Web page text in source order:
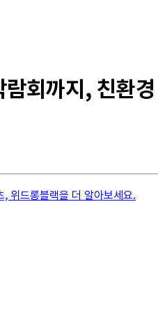
회까지, 친환
위드롱블랙을 더 알아보세요.